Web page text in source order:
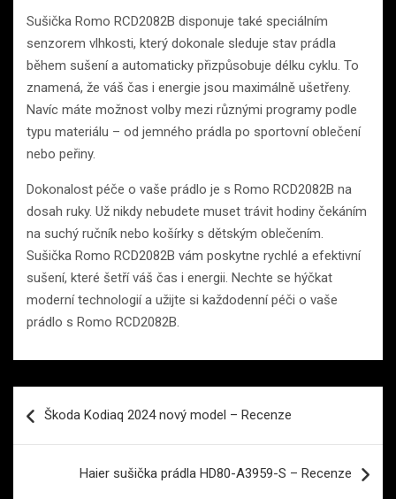
Sušička Romo RCD2082B disponuje také speciálním
senzorem vlhkosti, který dokonale sleduje stav prádla
během sušení a automaticky přizpůsobuje délku cyklu. To
znamená, že váš čas i energie jsou maximálně ušetřeny.
Navíc máte možnost volby mezi různými programy podle
typu materiálu – od jemného prádla po sportovní oblečení
nebo peřiny.
Dokonalost péče o vaše prádlo je s Romo RCD2082B na
dosah ruky. Už nikdy nebudete muset trávit hodiny čekáním
na suchý ručník nebo košírky s dětským oblečením.
Sušička Romo RCD2082B vám poskytne rychlé a efektivní
sušení, které šetří váš čas i energii. Nechte se hýčkat
moderní technologií a užijte si každodenní péči o vaše
prádlo s Romo RCD2082B.
proŠkoda Kodiaq 2024 nový model – Recenze
Haier sušička prádla HD80-A3959-S – Recenze